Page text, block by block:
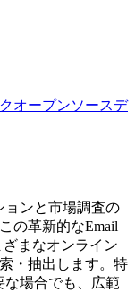
オープンソースデ
ョンと市場調査の
の革新的なEmail
まなオンライン
・抽出します。特
な場合でも、広範